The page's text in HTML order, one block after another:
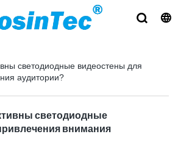
светодиодные видеостены для
аудитории?
светодиодные
внимания